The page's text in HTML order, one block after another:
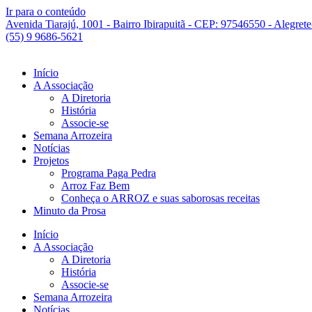
Ir para o conteúdo
Avenida Tiarajú, 1001 - Bairro Ibirapuitã - CEP: 97546550 -
(55) 9 9686-5621
Início
A Associação
A Diretoria
História
Associe-se
Semana Arrozeira
Notícias
Projetos
Programa Paga Pedra
Arroz Faz Bem
Conheça o ARROZ e suas saborosas receitas
Minuto da Prosa
Início
A Associação
A Diretoria
História
Associe-se
Semana Arrozeira
Notícias